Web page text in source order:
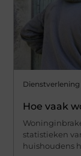
Dienstverlening
Hoe vaak
statistieken
huishoudens